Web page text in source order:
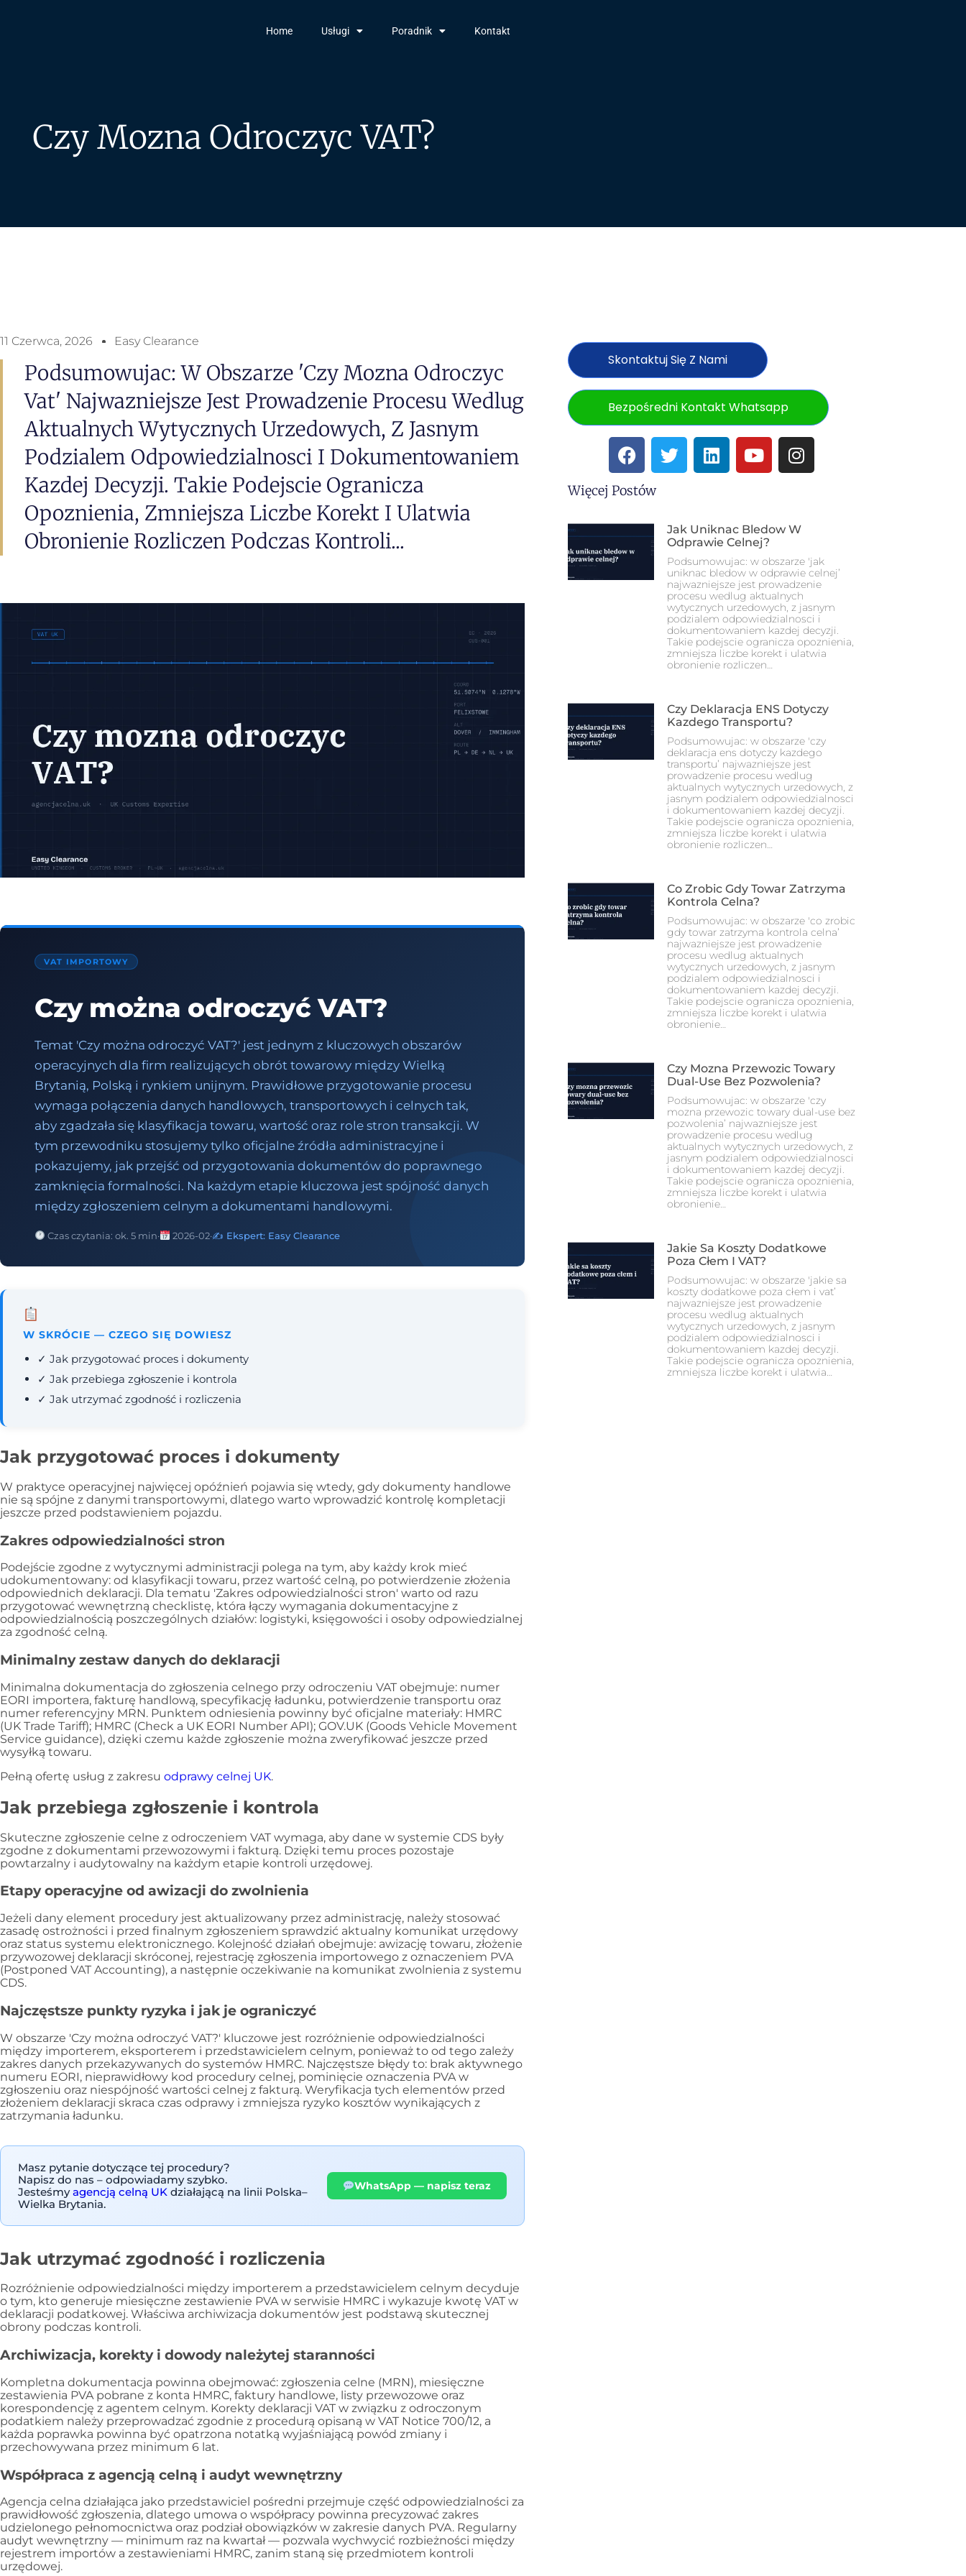
Home Usługi Poradnik Kontakt
Czy Mozna Odroczyc VAT?
11 Czerwca, 2026 Easy Clearance
Podsumowujac: W Obszarze 'czy Mozna Odroczyc
Vat' Najwazniejsze Jest Prowadzenie Procesu Wedlug
Aktualnych Wytycznych Urzedowych, Z Jasnym
Podzialem Odpowiedzialnosci I Dokumentowaniem
Kazdej Decyzji. Takie Podejscie Ogranicza
Opoznienia, Zmniejsza Liczbe Korekt I Ulatwia
Obronienie Rozliczen Podczas Kontroli...
VAT IMPORTOWY
Czy można odroczyć VAT?
Temat 'Czy można odroczyć VAT?' jest jednym z kluczowych obszarów
operacyjnych dla firm realizujących obrót towarowy między Wielką
Brytanią, Polską i rynkiem unijnym. Prawidłowe przygotowanie procesu
wymaga połączenia danych handlowych, transportowych i celnych tak,
aby zgadzała się klasyfikacja towaru, wartość oraz role stron transakcji. W
tym przewodniku stosujemy tylko oficjalne źródła administracyjne i
pokazujemy, jak przejść od przygotowania dokumentów do poprawnego
zamknięcia formalności. Na każdym etapie kluczowa jest spójność danych
między zgłoszeniem celnym a dokumentami handlowymi.
Czas czytania: ok. 5 min· 2026-02·✍️ Ekspert: Easy Clearance
W SKRÓCIE — CZEGO SIĘ DOWIESZ
✓ Jak przygotować proces i dokumenty
✓ Jak przebiega zgłoszenie i kontrola
✓ Jak utrzymać zgodność i rozliczenia
Jak przygotować proces i dokumenty
W praktyce operacyjnej najwięcej opóźnień pojawia się wtedy, gdy dokumenty handlowe
nie są spójne z danymi transportowymi, dlatego warto wprowadzić kontrolę kompletacji
jeszcze przed podstawieniem pojazdu.
Zakres odpowiedzialności stron
Podejście zgodne z wytycznymi administracji polega na tym, aby każdy krok mieć
udokumentowany: od klasyfikacji towaru, przez wartość celną, po potwierdzenie złożenia
odpowiednich deklaracji. Dla tematu 'Zakres odpowiedzialności stron' warto od razu
przygotować wewnętrzną checklistę, która łączy wymagania dokumentacyjne z
odpowiedzialnością poszczególnych działów: logistyki, księgowości i osoby odpowiedzialnej
za zgodność celną.
Minimalny zestaw danych do deklaracji
Minimalna dokumentacja do zgłoszenia celnego przy odroczeniu VAT obejmuje: numer
EORI importera, fakturę handlową, specyfikację ładunku, potwierdzenie transportu oraz
numer referencyjny MRN. Punktem odniesienia powinny być oficjalne materiały: HMRC
(UK Trade Tariff); HMRC (Check a UK EORI Number API); GOV.UK (Goods Vehicle Movement
Service guidance), dzięki czemu każde zgłoszenie można zweryfikować jeszcze przed
wysyłką towaru.
Pełną ofertę usług z zakresu odprawy celnej UK.
Jak przebiega zgłoszenie i kontrola
Skuteczne zgłoszenie celne z odroczeniem VAT wymaga, aby dane w systemie CDS były
zgodne z dokumentami przewozowymi i fakturą. Dzięki temu proces pozostaje
powtarzalny i audytowalny na każdym etapie kontroli urzędowej.
Etapy operacyjne od awizacji do zwolnienia
Jeżeli dany element procedury jest aktualizowany przez administrację, należy stosować
zasadę ostrożności i przed finalnym zgłoszeniem sprawdzić aktualny komunikat urzędowy
oraz status systemu elektronicznego. Kolejność działań obejmuje: awizację towaru, złożenie
przywozowej deklaracji skróconej, rejestrację zgłoszenia importowego z oznaczeniem PVA
(Postponed VAT Accounting), a następnie oczekiwanie na komunikat zwolnienia z systemu
CDS.
Najczęstsze punkty ryzyka i jak je ograniczyć
W obszarze 'Czy można odroczyć VAT?' kluczowe jest rozróżnienie odpowiedzialności
między importerem, eksporterem i przedstawicielem celnym, ponieważ to od tego zależy
zakres danych przekazywanych do systemów HMRC. Najczęstsze błędy to: brak aktywnego
numeru EORI, nieprawidłowy kod procedury celnej, pominięcie oznaczenia PVA w
zgłoszeniu oraz niespójność wartości celnej z fakturą. Weryfikacja tych elementów przed
złożeniem deklaracji skraca czas odprawy i zmniejsza ryzyko kosztów wynikających z
zatrzymania ładunku.
Masz pytanie dotyczące tej procedury?
Napisz do nas – odpowiadamy szybko.
Jesteśmyagencją celną UK działającą na linii Polska–
Wielka Brytania.
WhatsApp — napisz teraz
Jak utrzymać zgodność i rozliczenia
Rozróżnienie odpowiedzialności między importerem a przedstawicielem celnym decyduje
o tym, kto generuje miesięczne zestawienie PVA w serwisie HMRC i wykazuje kwotę VAT w
deklaracji podatkowej. Właściwa archiwizacja dokumentów jest podstawą skutecznej
obrony podczas kontroli.
Archiwizacja, korekty i dowody należytej staranności
Kompletna dokumentacja powinna obejmować: zgłoszenia celne (MRN), miesięczne
zestawienia PVA pobrane z konta HMRC, faktury handlowe, listy przewozowe oraz
korespondencję z agentem celnym. Korekty deklaracji VAT w związku z odroczonym
podatkiem należy przeprowadzać zgodnie z procedurą opisaną w VAT Notice 700/12, a
każda poprawka powinna być opatrzona notatką wyjaśniającą powód zmiany i
przechowywana przez minimum 6 lat.
Współpraca z agencją celną i audyt wewnętrzny
Agencja celna działająca jako przedstawiciel pośredni przejmuje część odpowiedzialności za
prawidłowość zgłoszenia, dlatego umowa o współpracy powinna precyzować zakres
udzielonego pełnomocnictwa oraz podział obowiązków w zakresie danych PVA. Regularny
audyt wewnętrzny — minimum raz na kwartał — pozwala wychwycić rozbieżności między
rejestrem importów a zestawieniami HMRC, zanim staną się przedmiotem kontroli
urzędowej.
Skontaktuj Się Z Nami
Bezpośredni Kontakt Whatsapp
Więcej Postów
Jak Uniknac Bledow W
Odprawie Celnej?
Podsumowujac: w obszarze 'jak
uniknac bledow w odprawie celnej’
najwazniejsze jest prowadzenie
procesu wedlug aktualnych
wytycznych urzedowych, z jasnym
podzialem odpowiedzialnosci i
dokumentowaniem kazdej decyzji.
Takie podejscie ogranicza opoznienia,
zmniejsza liczbe korekt i ulatwia
obronienie rozliczen…
Czy Deklaracja ENS Dotyczy
Kazdego Transportu?
Podsumowujac: w obszarze 'czy
deklaracja ens dotyczy kazdego
transportu’ najwazniejsze jest
prowadzenie procesu wedlug
aktualnych wytycznych urzedowych, z
jasnym podzialem odpowiedzialnosci
i dokumentowaniem kazdej decyzji.
Takie podejscie ogranicza opoznienia,
zmniejsza liczbe korekt i ulatwia
obronienie rozliczen…
Co Zrobic Gdy Towar Zatrzyma
Kontrola Celna?
Podsumowujac: w obszarze 'co zrobic
gdy towar zatrzyma kontrola celna’
najwazniejsze jest prowadzenie
procesu wedlug aktualnych
wytycznych urzedowych, z jasnym
podzialem odpowiedzialnosci i
dokumentowaniem kazdej decyzji.
Takie podejscie ogranicza opoznienia,
zmniejsza liczbe korekt i ulatwia
obronienie…
Czy Mozna Przewozic Towary
Dual-Use Bez Pozwolenia?
Podsumowujac: w obszarze 'czy
mozna przewozic towary dual-use bez
pozwolenia’ najwazniejsze jest
prowadzenie procesu wedlug
aktualnych wytycznych urzedowych, z
jasnym podzialem odpowiedzialnosci
i dokumentowaniem kazdej decyzji.
Takie podejscie ogranicza opoznienia,
zmniejsza liczbe korekt i ulatwia
obronienie…
Jakie Sa Koszty Dodatkowe
Poza Cłem I VAT?
Podsumowujac: w obszarze 'jakie sa
koszty dodatkowe poza cłem i vat’
najwazniejsze jest prowadzenie
procesu wedlug aktualnych
wytycznych urzedowych, z jasnym
podzialem odpowiedzialnosci i
dokumentowaniem kazdej decyzji.
Takie podejscie ogranicza opoznienia,
zmniejsza liczbe korekt i ulatwia…